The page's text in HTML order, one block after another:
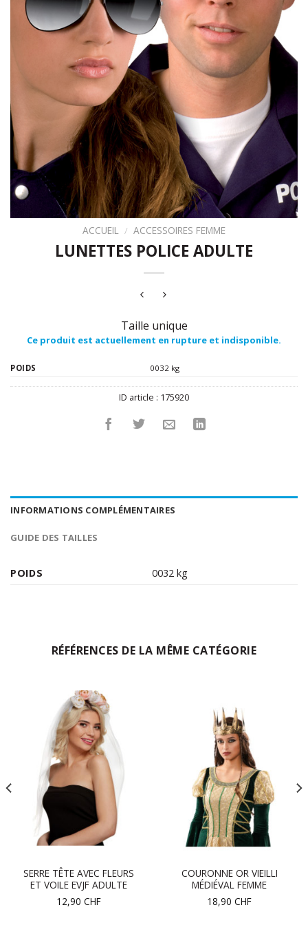
ACCUEIL / ACCESSOIRES FEMME
LUNETTES POLICE ADULTE
Taille unique
Ce produit est actuellement en rupture et indisponible.
POIDS 0032 kg
ID article : 175920
INFORMATIONS COMPLÉMENTAIRES
GUIDE DES TAILLES
POIDS 0032 kg
RÉFÉRENCES DE LA MÊME CATÉGORIE
SERRE TÊTE AVEC FLEURS
ET VOILE EVJF ADULTE
12,90 CHF
COURONNE OR VIEILLI
MÉDIÉVAL FEMME
18,90 CHF